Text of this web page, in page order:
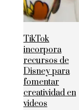
TikTok
incorpora
recursos de
Disney para
fomentar
creatividad en
videos